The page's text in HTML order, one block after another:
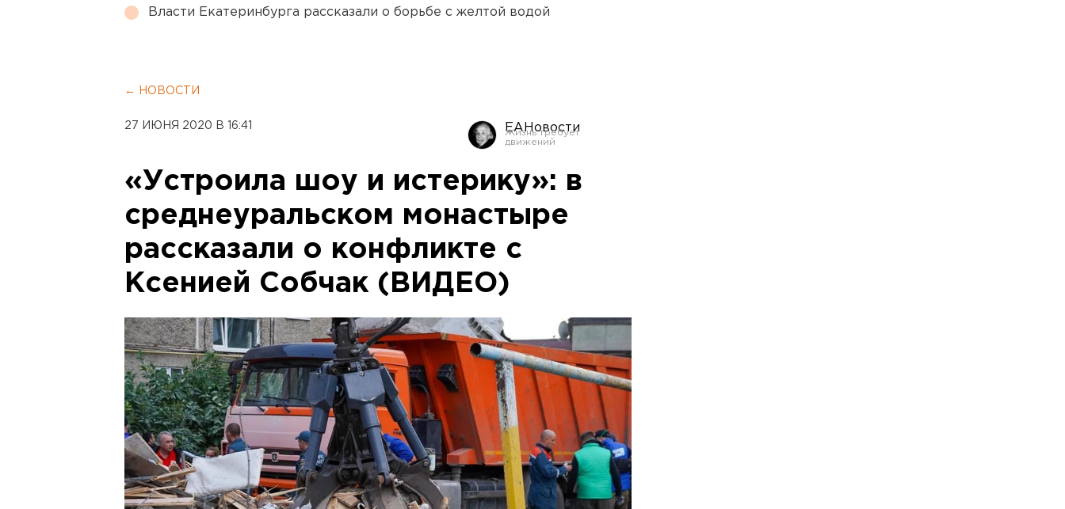
Власти Екатеринбурга рассказали о борьбе с желтой водой
← НОВОСТИ
27 ИЮНЯ 2020 В 16:41 ЕАНовости
«Устроила шоу и истерику»: в
среднеуральском монастыре
рассказали о конфликте с
Ксенией Собчак (ВИДЕО)